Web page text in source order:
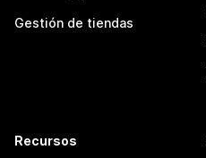
Gestión de tiendas
Recursos